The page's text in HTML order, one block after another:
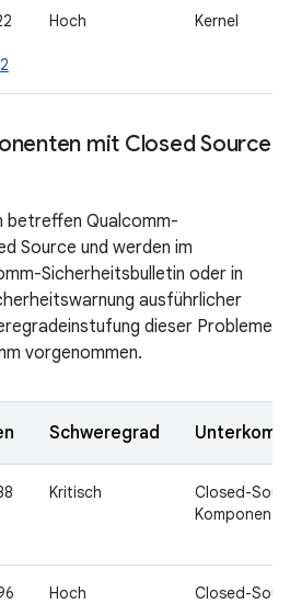
Hoch Kernel
mit Closed Source
betreffen Qualcomm-
Source und werden im
Sicherheitsbulletin oder in
ausführlicher
dieser Probleme
vorgenommen.
Schweregrad
Kritisch
Closed-
Komponente
Hoch
Closed-